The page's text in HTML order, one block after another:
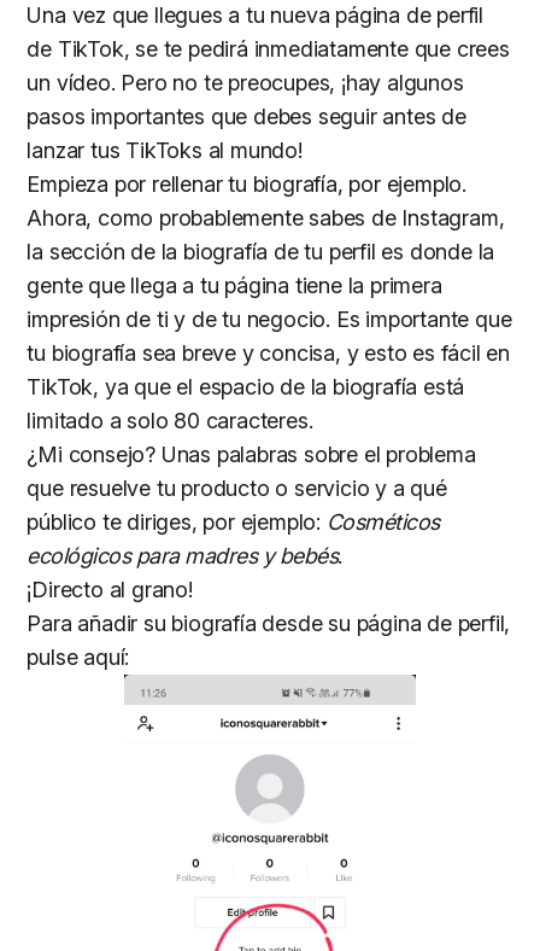
Una vez que llegues a tu nueva página de perfil
de TikTok, se te pedirá inmediatamente que crees
un vídeo. Pero no te preocupes, ¡hay algunos
pasos importantes que debes seguir antes de
lanzar tus TikToks al mundo!
Empieza por rellenar tu biografía, por ejemplo.
Ahora, como probablemente sabes de Instagram,
la sección de la biografía de tu perfil es donde la
gente que llega a tu página tiene la primera
impresión de ti y de tu negocio. Es importante que
tu biografía sea breve y concisa, y esto es fácil en
TikTok, ya que el espacio de la biografía está
limitado a solo 80 caracteres.
¿Mi consejo? Unas palabras sobre el problema
que resuelve tu producto o servicio y a qué
público te diriges, por ejemplo: Cosméticos
ecológicos para madres y bebés.
¡Directo al grano!
Para añadir su biografía desde su página de perfil,
pulse aquí: